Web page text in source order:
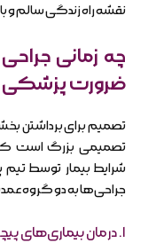
نقشه راه زندگی سالم و
چه زمانی
ضرورت پزشکی
تصمیم برای برداشتن
تصمیمی بزرگ است
شرایط بیمار توسط
جراحی‌ها به دو گروه
۱. درمان بیماری‌های پیچیده و تهدیدکننده حیات